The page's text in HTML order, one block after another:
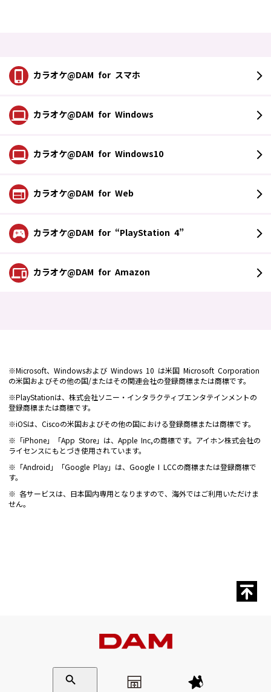
カラオケ@DAM for スマホ
カラオケ@DAM for Windows
カラオケ@DAM for Windows10
カラオケ@DAM for Web
カラオケ@DAM for “PlayStation 4”
カラオケ@DAM for Amazon
※Microsoft、Windowsおよび Windows 10 は米国 Microsoft Corporation
の米国およびその他の国/またはその関連会社の登録商標または商標です。
※PlayStationは、株式会社ソニー・インタラクティブエンタテインメントの
登録商標または商標です。
※iOSは、Ciscoの米国およびその他の国における登録商標または商標です。
※「iPhone」「App Store」は、Apple Inc,の商標です。アイホン株式会社の
ライセンスにもとづき使用されています。
※「Android」「Google Play」は、Google I LCCの商標または登録商標で
す。
※ 各サービスは、日本国内専用となりますので、海外ではご利用いただけま
せん。